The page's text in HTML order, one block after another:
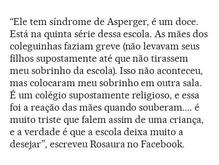
“Ele tem síndrome de Asperger, é um doce.
Está na quinta série dessa escola. As mães dos
coleguinhas faziam greve (não levavam seus
filhos supostamente até que não tirassem
meu sobrinho da escola). Isso não aconteceu,
mas colocaram meu sobrinho em outra sala.
É um colégio supostamente religioso, e essa
foi a reação das mães quando souberam.... é
muito triste que falem assim de uma criança,
e a verdade é que a escola deixa muito a
desejar”, escreveu Rosaura no Facebook.